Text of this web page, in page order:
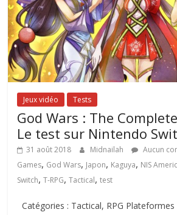
Jeux vidéo Tests
God Wars : The
Le test sur Nintendo
31 août 2018 Midnailah Aucun
Games, God Wars, Japon, Kaguya, NIS
Switch,T-RPG,Tactical,test
Catégories : Tactical, RPG